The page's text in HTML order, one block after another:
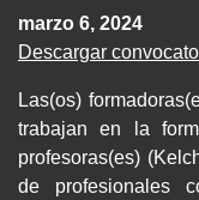
marzo 6, 2024
Descargar
Las(os)
trabajan en la
profesoras(es)
de profesionales